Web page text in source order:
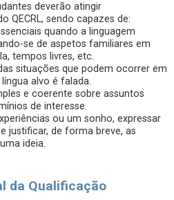
deverão atingir
QECRL, sendo capazes de:
quando a linguagem
se de aspetos familiares em
tempos livres, etc.
situações que podem ocorrer em
alvo é falada.
e coerente sobre assuntos
de interesse.
ou um sonho, expressar
justificar, de forma breve, as
ideia.
da Qualificação